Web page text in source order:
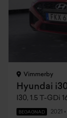
Vimmerby
Hyundai
BEGAGNAD 2021 •